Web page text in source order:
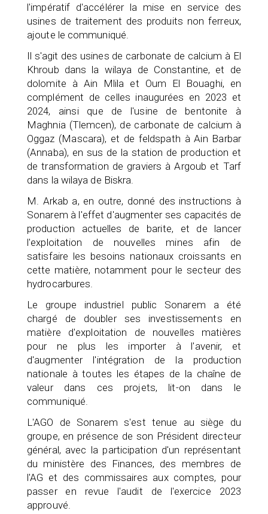
l'impératif d'accélérer la mise en service des
usines de traitement des produits non ferreux,
ajoute le communiqué.
Il s'agit des usines de carbonate de calcium à El
Khroub dans la wilaya de Constantine, et de
dolomite à Ain Mlila et Oum El Bouaghi, en
complément de celles inaugurées en 2023 et
2024, ainsi que de l'usine de bentonite à
Maghnia (Tlemcen), de carbonate de calcium à
Oggaz (Mascara), et de feldspath à Ain Barbar
(Annaba), en sus de la station de production et
de transformation de graviers à Argoub et Tarf
dans la wilaya de Biskra.
M. Arkab a, en outre, donné des instructions à
Sonarem à l'effet d'augmenter ses capacités de
production actuelles de barite, et de lancer
l'exploitation de nouvelles mines afin de
satisfaire les besoins nationaux croissants en
cette matière, notamment pour le secteur des
hydrocarbures.
Le groupe industriel public Sonarem a été
chargé de doubler ses investissements en
matière d'exploitation de nouvelles matières
pour ne plus les importer à l'avenir, et
d'augmenter l'intégration de la production
nationale à toutes les étapes de la chaîne de
valeur dans ces projets, lit-on dans le
communiqué.
L'AGO de Sonarem s'est tenue au siège du
groupe, en présence de son Président directeur
général, avec la participation d'un représentant
du ministère des Finances, des membres de
l'AG et des commissaires aux comptes, pour
passer en revue l'audit de l'exercice 2023
approuvé.